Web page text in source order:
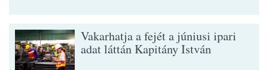
Vakarhatja a fejét a júniusi ipari
adat láttán Kapitány István